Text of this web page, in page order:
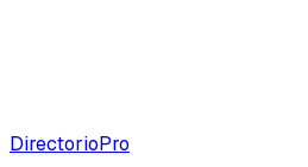
DirectorioPro